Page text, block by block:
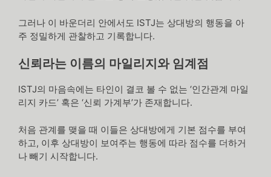
그러나 이 바운더리 안에서도 ISTJ는 상대방의 행동을 아
주 정밀하게 관찰하고 기록합니다.
신뢰라는 이름의 마일리지와 임계점
ISTJ의 마음속에는 타인이 결코 볼 수 없는 ‘인간관계 마일
리지 카드’ 혹은 ‘신뢰 가계부’가 존재합니다.
처음 관계를 맺을 때 이들은 상대방에게 기본 점수를 부여
하고, 이후 상대방이 보여주는 행동에 따라 점수를 더하거
나 빼기 시작합니다.